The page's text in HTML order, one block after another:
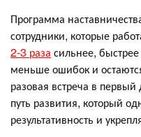
Программа
сотрудники, которые
2-3 раза сильнее,
меньше ошибок и
разовая встреча в
путь развития, который
результативность и